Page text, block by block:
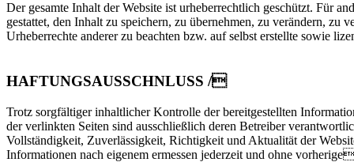
Der gesamte Inhalt der Website ist urheberrechtlich geschützt. Für
gestattet, den Inhalt zu speichern, zu übernehmen, zu verändern, zu
Urheberrechte anderer zu beachten bzw. auf selbst erstellte sowie
HAFTUNGSAUSSCHNLUSS /
Trotz sorgfältiger inhaltlicher Kontrolle der bereitgestellten
der verlinkten Seiten sind ausschließlich deren Betreiber
Vollständigkeit, Zuverlässigkeit, Richtigkeit und Aktualität der
Informationen nach eigenem ermessen jederzeit und ohne